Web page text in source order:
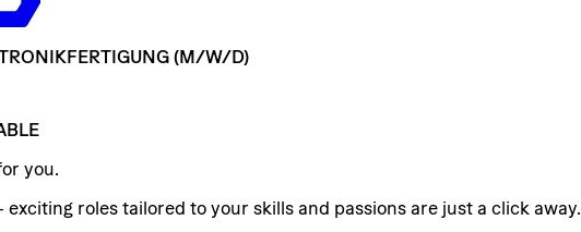
(M/W/D)
you.
roles tailored to your skills and passions are just a click away.